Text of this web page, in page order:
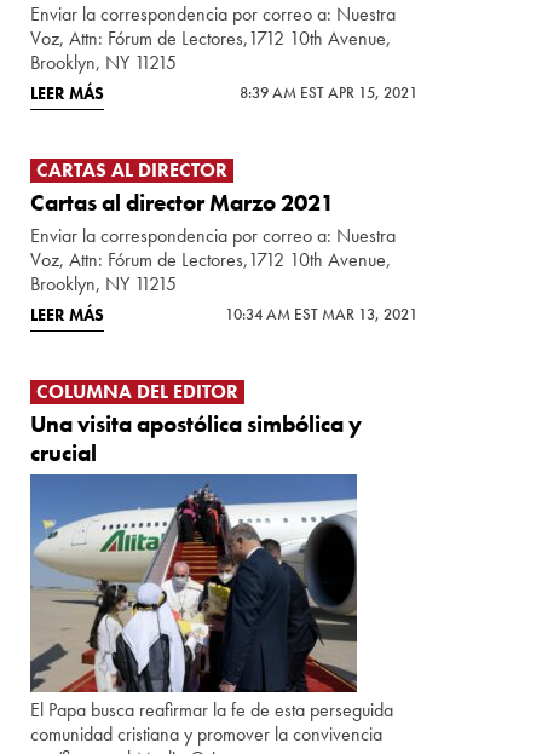
Enviar la correspondencia por correo a: Nuestra
Voz, Attn: Fórum de Lectores,1712 10th Avenue,
Brooklyn, NY 11215
LEER MÁS 8:39 AM EST APR 15, 2021
CARTAS AL DIRECTOR
Cartas al director Marzo 2021
Enviar la correspondencia por correo a: Nuestra
Voz, Attn: Fórum de Lectores,1712 10th Avenue,
Brooklyn, NY 11215
LEER MÁS 10:34 AM EST MAR 13, 2021
COLUMNA DEL EDITOR
Una visita apostólica simbólica y
crucial
El Papa busca reafirmar la fe de esta perseguida
comunidad cristiana y promover la convivencia